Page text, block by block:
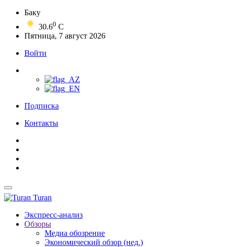
Баку
30.60 C
Пятница, 7 август 2026
Войти
Подписка
Контакты
Turan
Экспресс-анализ
Обзоры
Медиа обозрение
Экономический обзор (нед.)